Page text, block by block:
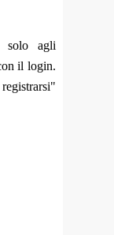
solo agli
il login.